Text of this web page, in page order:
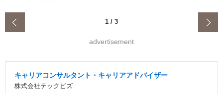
1 / 3
advertisement
キャリアコンサルタント・キャリアアドバイザー
株式会社テックビズ